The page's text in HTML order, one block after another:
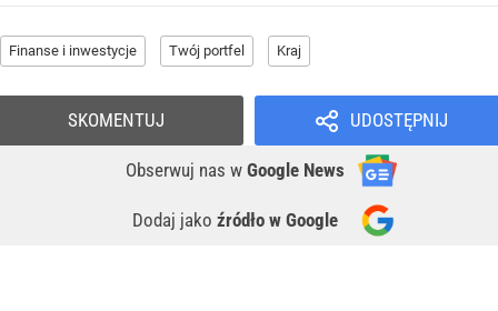
Finanse i inwestycje Twój portfel Kraj
UDOSTĘPNIJ
Obserwuj nas w Google News
Dodaj jako źródło w Google
SKOMENTUJ